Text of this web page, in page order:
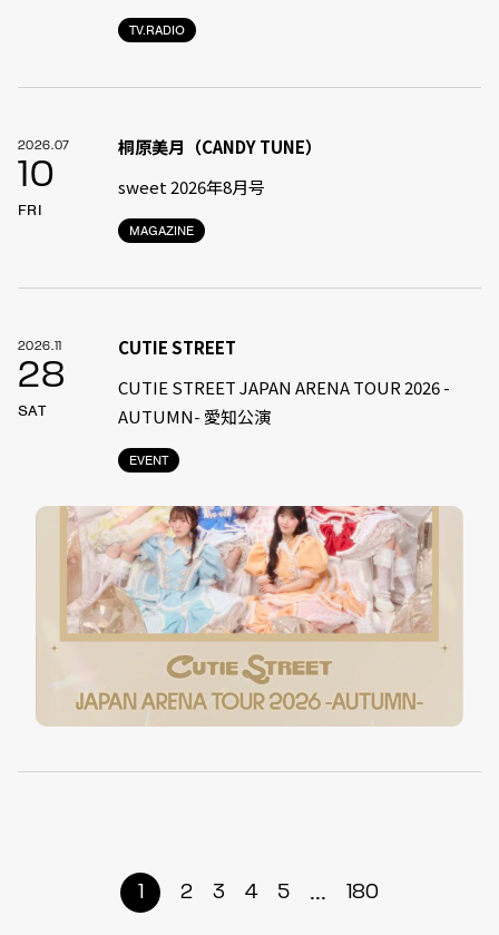
TV.RADIO
2026.07
10
FRI
MAGAZINE
桐原美月（CANDY TUNE）
sweet 2026年8月号
2026.11
28
SAT
EVENT
CUTIE STREET
CUTIE STREET JAPAN ARENA TOUR 2026 -
AUTUMN- 愛知公演
1 2 3 4 5 ... 180